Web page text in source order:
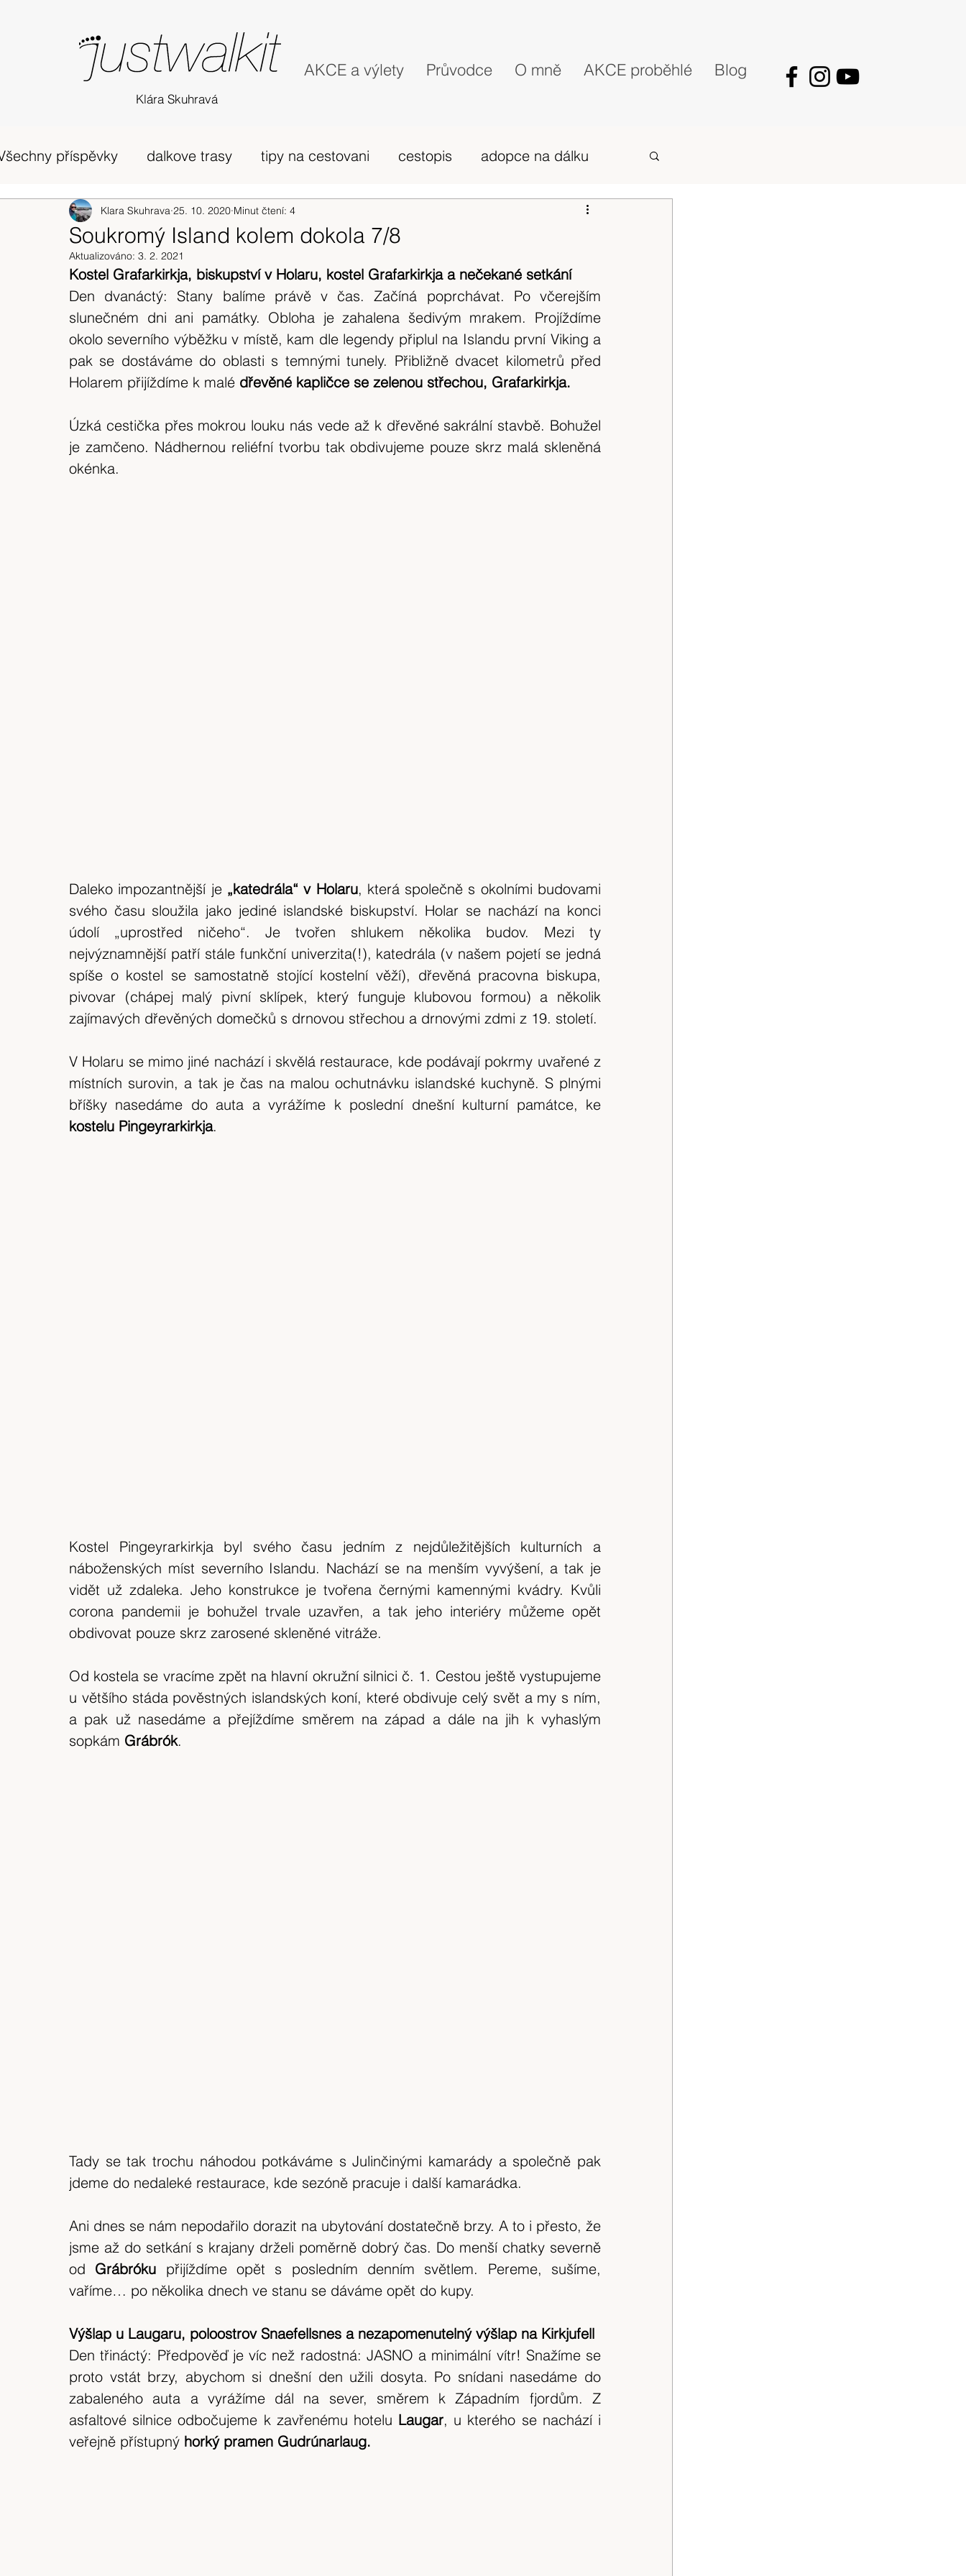
AKCE a výlety Průvodce O mně AKCE proběhlé Blog
Klára Skuhravá
příspěvky dalkove trasy tipy na cestovani cestopis adopce na dálku
Edinburgh horská túra Skotsko camino Portugues
zivot v UK osobni nazory Skotsko vybava hory výlet 2019 dovolená
expedice Skotské ostrovy Indonésie tip na výlet Španělsko výlet 2017
výlet 2018 Srílanka cestuj s mámou výlet 2020 Česká republika krajina
Bílé Karpaty CHKO Island
Soukromý Island kolem dokola 7/8
Klara Skuhrava 25. 10. 2020 Minut čtení: 4
Aktualizováno: 3. 2. 2021
Kostel Grafarkirkja, biskupství v Holaru, kostel Grafarkirkja a nečekané setkání
Den dvanáctý: Stany balíme právě v čas. Začíná poprchávat. Po včerejším
slunečném dni ani památky. Obloha je zahalena šedivým mrakem. Projíždíme
okolo severního výběžku v místě, kam dle legendy připlul na Islandu první Viking a
pak se dostáváme do oblasti s temnými tunely. Přibližně dvacet kilometrů před
Holarem přijíždíme k malé dřevěné kapličce se zelenou střechou, Grafarkirkja.
Úzká cestička přes mokrou louku nás vede až k dřevěné sakrální stavbě. Bohužel
je zamčeno. Nádhernou reliéfní tvorbu tak obdivujeme pouze skrz malá skleněná
okénka.
Daleko impozantnější je „katedrála“ v Holaru, která společně s okolními budovami
svého času sloužila jako jediné islandské biskupství. Holar se nachází na konci
údolí „uprostřed ničeho“. Je tvořen shlukem několika budov. Mezi ty
nejvýznamnější patří stále funkční univerzita(!), katedrála (v našem pojetí se jedná
spíše o kostel se samostatně stojící kostelní věží), dřevěná pracovna biskupa,
pivovar (chápej malý pivní sklípek, který funguje klubovou formou) a několik
zajímavých dřevěných domečků s drnovou střechou a drnovými zdmi z 19. století.
V Holaru se mimo jiné nachází i skvělá restaurace, kde podávají pokrmy uvařené z
místních surovin, a tak je čas na malou ochutnávku islandské kuchyně. S plnými
kostelu Pingeyrarkirkja.
Kostel Pingeyrarkirkja byl svého času jedním z nejdůležitějších kulturních a
náboženských míst severního Islandu. Nachází se na menším vyvýšení, a tak je
vidět už zdaleka. Jeho konstrukce je tvořena černými kamennými kvádry. Kvůli
corona pandemii je bohužel trvale uzavřen, a tak jeho interiéry můžeme opět
obdivovat pouze skrz zarosené skleněné vitráže.
Od kostela se vracíme zpět na hlavní okružní silnici č. 1. Cestou ještě vystupujeme
u většího stáda pověstných islandských koní, které obdivuje celý svět a my s ním,
a pak už nasedáme a přejíždíme směrem na západ a dále na jih k vyhaslým
sopkám Grábrók.
Tady se tak trochu náhodou potkáváme s Julinčinými kamarády a společně pak
jdeme do nedaleké restaurace, kde sezóně pracuje i další kamarádka.
Ani dnes se nám nepodařilo dorazit na ubytování dostatečně brzy. A to i přesto, že
jsme až do setkání s krajany drželi poměrně dobrý čas. Do menší chatky severně
od Grábróku přijíždíme opět s posledním denním světlem. Pereme, sušíme,
vaříme… po několika dnech ve stanu se dáváme opět do kupy.
Výšlap u Laugaru, poloostrov Snaefellsnes a nezapomenutelný výšlap na Kirkjufell
Den třináctý: Předpověď je víc než radostná: JASNO a minimální vítr! Snažíme se
proto vstát brzy, abychom si dnešní den užili dosyta. Po snídani nasedáme do
zabaleného auta a vyrážíme dál na sever, směrem k Západním fjordům. Z
asfaltové silnice odbočujeme k zavřenému hotelu Laugar, u kterého se nachází i
veřejně přístupný horký pramen Gudrúnarlaug.